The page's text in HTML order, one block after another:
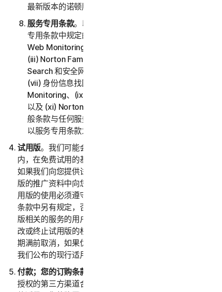
最新版本的诺顿服务条款。
服务专用条款。以下服务受本 LSA 的第三部分 – 服务
专用条款中规定的附加条款和条件的约束：(i) Dark
Web Monitoring、(ii) Norton Password Manager、
(iii) Norton Family 和家长控制、(iv) Norton Safe
Search 和安全网页、(v) 云备份、(vi) 技术支持服务、
(vii) 身份信息找回支持、(viii) Social Media
Monitoring、(ix) 防身份盗用保险、(x) Norton VPN，
以及 (xi) Norton Small Business。如果第二部分 - 一
般条款与任何服务专用条款之间存在冲突或不一致，则
以服务专用条款为准并适用。
试用版。我们可能会在诺顿卫复客自行决定的指定时间
内，在免费试用的基础上提供服务（以下称“
如果我们向您提供试用版，则会在注册时和/或介绍试用
版的推广资料中向您提供试用版的专用条款，并且您对试
用版的使用必须遵守这些专用条款。除非试用优惠的专用
条款中另有规定，否则试用版仅适合之前尚未订购与试用
版相关的服务的用户。我们保留经自行决定于任何时候修
改或终止试用版的权利，恕不另行通知。除非您在试用版
期满前取消，如果优惠中包含订购，则您的订购将自动以
我们公布的现行适用价格续订。
付款；您的订购条款
授权的第三方渠道合作伙伴购买服务订购，则这些付款条